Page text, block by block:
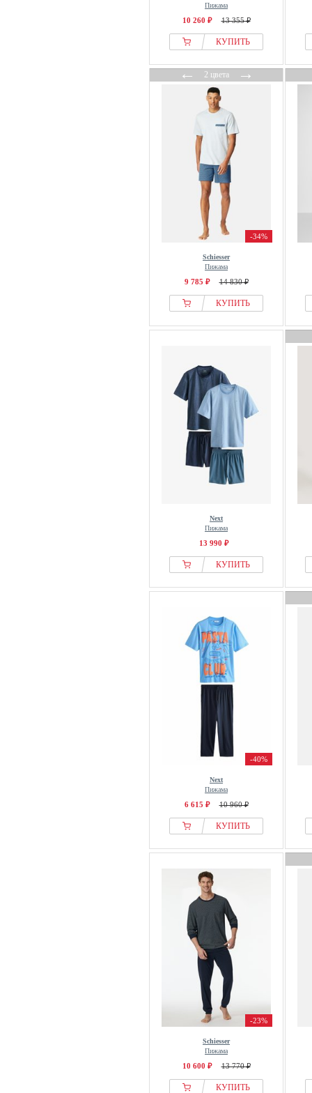
Пижама
10 260 ₽ 13 355 ₽
КУПИТЬ
←2 цвета→
-34%
Schiesser
Пижама
9 785 ₽ 14 830 ₽
КУПИТЬ
Next
Пижама
13 990 ₽
КУПИТЬ
-40%
Next
Пижама
6 615 ₽ 10 960 ₽
КУПИТЬ
-23%
Schiesser
Пижама
10 600 ₽ 13 770 ₽
КУПИТЬ